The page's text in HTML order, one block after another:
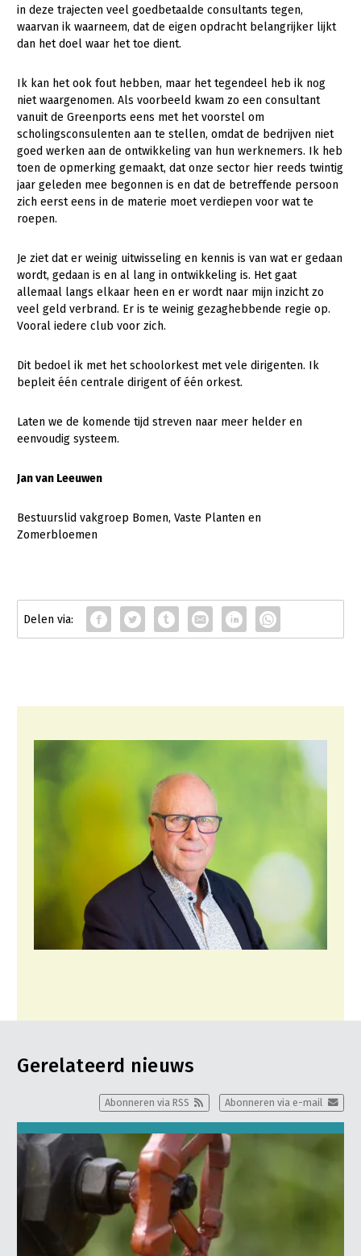
Vleesveehouderij
Mensen
Bestuur en Directie
Vakgroepbestuurders
Jaarverslag 2023
Contact
in deze trajecten veel goedbetaalde consultants tegen,
waarvan ik waarneem, dat de eigen opdracht belangrijker lijkt
dan het doel waar het toe dient.
Ik kan het ook fout hebben, maar het tegendeel heb ik nog
niet waargenomen. Als voorbeeld kwam zo een consultant
vanuit de Greenports eens met het voorstel om
scholingsconsulenten aan te stellen, omdat de bedrijven niet
goed werken aan de ontwikkeling van hun werknemers. Ik heb
toen de opmerking gemaakt, dat onze sector hier reeds twintig
jaar geleden mee begonnen is en dat de betreffende persoon
zich eerst eens in de materie moet verdiepen voor wat te
roepen.
Je ziet dat er weinig uitwisseling en kennis is van wat er gedaan
wordt, gedaan is en al lang in ontwikkeling is. Het gaat
allemaal langs elkaar heen en er wordt naar mijn inzicht zo
veel geld verbrand. Er is te weinig gezaghebbende regie op.
Vooral iedere club voor zich.
Dit bedoel ik met het schoolorkest met vele dirigenten. Ik
bepleit één centrale dirigent of één orkest.
Laten we de komende tijd streven naar meer helder en
eenvoudig systeem.
Jan van Leeuwen
Bestuurslid vakgroep Bomen, Vaste Planten en
Zomerbloemen
Gerelateerd nieuws
Abonneren via e-mail
Abonneren via RSS